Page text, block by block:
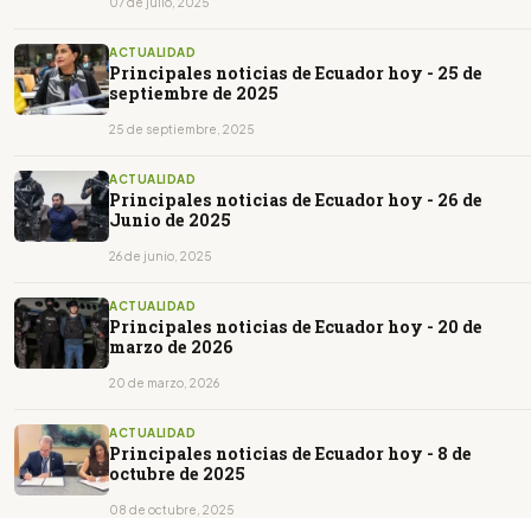
ACTUALIDAD
Principales noticias de Ecuador hoy - 25 de
septiembre de 2025
25 de septiembre, 2025
ACTUALIDAD
Principales noticias de Ecuador hoy - 26 de
Junio de 2025
26 de junio, 2025
ACTUALIDAD
Principales noticias de Ecuador hoy - 20 de
marzo de 2026
20 de marzo, 2026
ACTUALIDAD
Principales noticias de Ecuador hoy - 8 de
octubre de 2025
08 de octubre, 2025